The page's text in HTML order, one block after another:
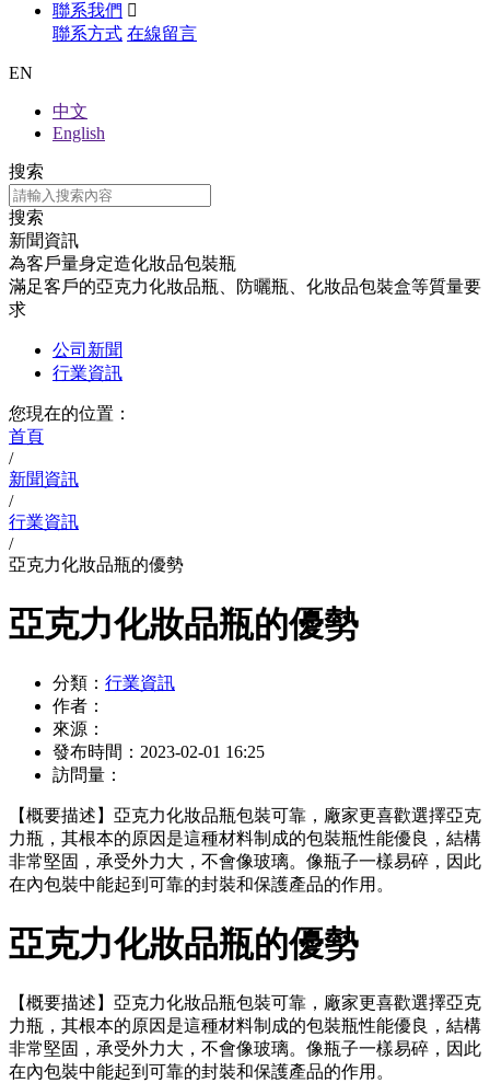
聯系我們 
聯系方式 在線留言
EN
中文
English
搜索
搜索
新聞資訊
為客戶量身定造化妝品包裝瓶
滿足客戶的亞克力化妝品瓶、防曬瓶、化妝品包裝盒等質量要
求
公司新聞
行業資訊
您現在的位置：
首頁
/
新聞資訊
/
行業資訊
/
亞克力化妝品瓶的優勢
亞克力化妝品瓶的優勢
分類： 行業資訊
作者：
來源：
發布時間： 2023-02-01 16:25
訪問量：
【概要描述】 亞克力化妝品瓶包裝可靠，廠家更喜歡選擇亞克
力瓶，其根本的原因是這種材料制成的包裝瓶性能優良，結構
非常堅固，承受外力大，不會像玻璃。像瓶子一樣易碎，因此
在內包裝中能起到可靠的封裝和保護產品的作用。
亞克力化妝品瓶的優勢
【概要描述】 亞克力化妝品瓶包裝可靠，廠家更喜歡選擇亞克
力瓶，其根本的原因是這種材料制成的包裝瓶性能優良，結構
非常堅固，承受外力大，不會像玻璃。像瓶子一樣易碎，因此
在內包裝中能起到可靠的封裝和保護產品的作用。